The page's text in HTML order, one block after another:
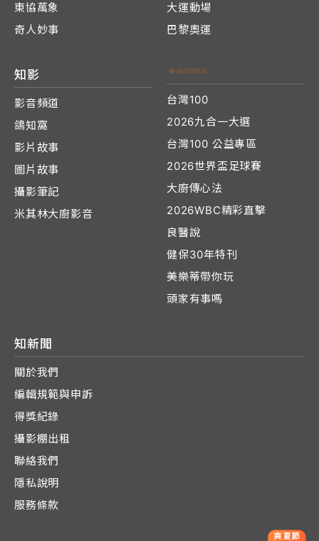
東協萬象
奇人妙事
大運動場
巴黎奧運
知影
影音頻道
鴿知窩
影片故事
圖片故事
攝影筆記
米其林大廚影音
台灣100
2026九合一大選
台灣100 公益專區
2026世界盃足球賽
大廚傳心法
2026WBC精彩直擊
良醫說
健保30年特刊
美樂蒂帶你玩
頭家有事嗎
知新聞
關於我們
編輯規範與申訴
得獎紀錄
攝影棚出租
聯絡我們
隱私說明
服務條款
爽夏節